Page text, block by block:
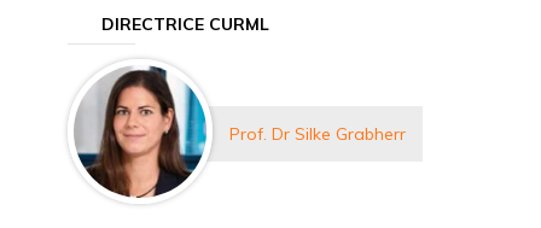
DIRECTRICE CURML
Prof. Dr Silke Grabherr